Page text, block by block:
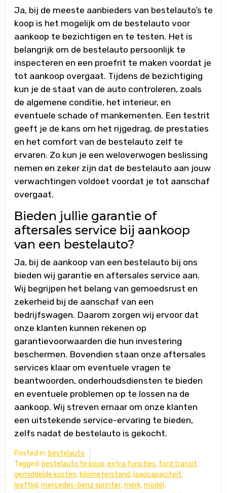
Ja, bij de meeste aanbieders van bestelauto’s te
koop is het mogelijk om de bestelauto voor
aankoop te bezichtigen en te testen. Het is
belangrijk om de bestelauto persoonlijk te
inspecteren en een proefrit te maken voordat je
tot aankoop overgaat. Tijdens de bezichtiging
kun je de staat van de auto controleren, zoals
de algemene conditie, het interieur, en
eventuele schade of mankementen. Een testrit
geeft je de kans om het rijgedrag, de prestaties
en het comfort van de bestelauto zelf te
ervaren. Zo kun je een weloverwogen beslissing
nemen en zeker zijn dat de bestelauto aan jouw
verwachtingen voldoet voordat je tot aanschaf
overgaat.
Bieden jullie garantie of
aftersales service bij aankoop
van een bestelauto?
Ja, bij de aankoop van een bestelauto bij ons
bieden wij garantie en aftersales service aan.
Wij begrijpen het belang van gemoedsrust en
zekerheid bij de aanschaf van een
bedrijfswagen. Daarom zorgen wij ervoor dat
onze klanten kunnen rekenen op
garantievoorwaarden die hun investering
beschermen. Bovendien staan onze aftersales
services klaar om eventuele vragen te
beantwoorden, onderhoudsdiensten te bieden
en eventuele problemen op te lossen na de
aankoop. Wij streven ernaar om onze klanten
een uitstekende service-ervaring te bieden,
zelfs nadat de bestelauto is gekocht.
Posted in: bestelauto
Tagged: bestelauto te koop,extra functies, ford transit,
gemiddelde kosten, kilometerstand, laadcapaciteit,
leeftijd,mercedes-benz sprinter,merk,model ,